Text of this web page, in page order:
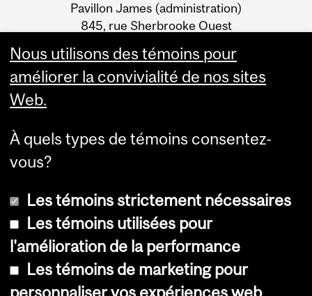
Information
Pavillon James (administration)
845, rue Sherbrooke Ouest
© Université McGill, 2026
Accessibilité
Nous utilisons des témoins pour
améliorer la convivialité de nos sites
Web.
À quels types de témoins consentez-
vous?
Les témoins strictement nécessaires
Les témoins utilisées pour
l'amélioration de la performance
Les témoins de marketing pour
personnaliser vos expériences web